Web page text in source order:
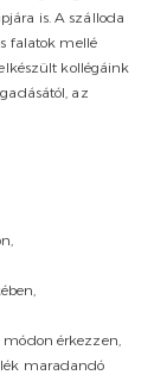
is. A szálloda
falatok mellé
kollégáink
az
érkezzen,
maradandó